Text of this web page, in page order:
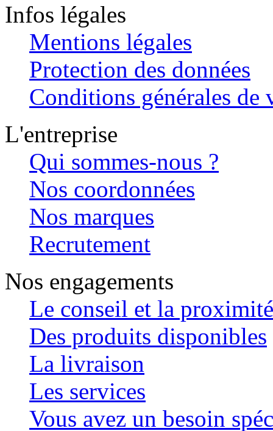
Infos légales
Mentions légales
Protection des données
Conditions générales de
L'entreprise
Qui sommes-nous ?
Nos coordonnées
Nos marques
Recrutement
Nos engagements
Le conseil et la proximité
Des produits disponibles
La livraison
Les services
Vous avez un besoin